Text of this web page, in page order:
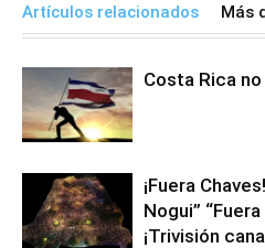
Artículos relacionados Más
Costa Rica
¡Fuera
Nogui”
¡Trivisión